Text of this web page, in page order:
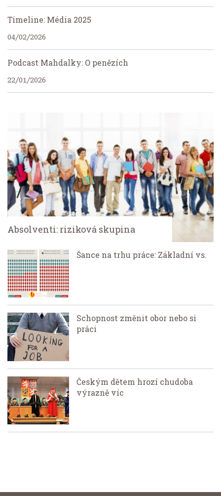
Timeline: Média 2025
04/02/2026
Podcast Mahdalky: O penězích
22/01/2026
Absolventi: riziková skupina
Šance na trhu práce: Základní vs.
Schopnost změnit obor nebo si
práci
Českým dětem hrozí chudoba
výrazně víc